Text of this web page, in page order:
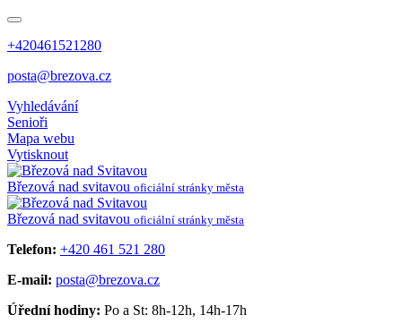
+420461521280
posta@brezova.cz
Vyhledávání
Senioři
Mapa webu
Vytisknout
Březová nad svitavou oficiální stránky města
Březová nad svitavou oficiální stránky města
Telefon: +420 461 521 280
E-mail: posta@brezova.cz
Úřední hodiny: Po a St: 8h-12h, 14h-17h